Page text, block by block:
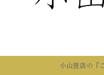
小山畳店の『